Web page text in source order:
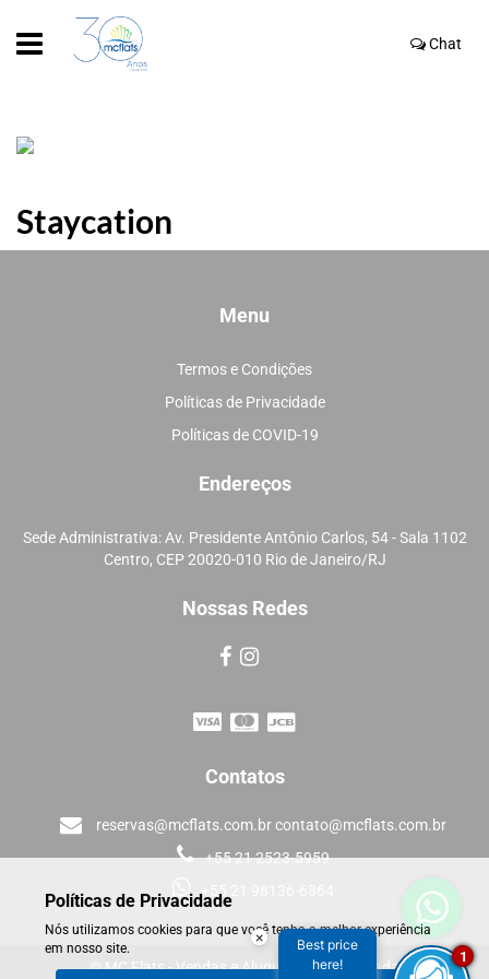
Chat
Staycation
Menu
Termos e Condições
Políticas de Privacidade
Políticas de COVID-19
Endereços
Sede Administrativa: Av. Presidente Antônio Carlos, 54 - Sala 1102
Centro, CEP 20020-010 Rio de Janeiro/RJ
Nossas Redes
Contatos
reservas@mcflats.com.br contato@mcflats.com.br
+55 21 2523-5959
+55 21 98136-6864
© MC Flats - Vendas e Aluguéis de Temporada
Políticas de Privacidade
Nós utilizamos cookies para que você tenha a melhor experiência
em nosso site.
×
Best price
here!
1